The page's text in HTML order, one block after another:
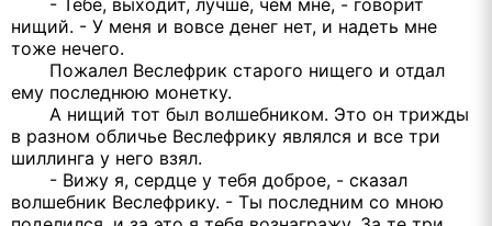
- Тебе, выходит, лучше, чем мне, - говорит
нищий. - У меня и вовсе денег нет, и надеть мне
тоже нечего.
Пожалел Веслефрик старого нищего и отдал
ему последнюю монетку.
А нищий тот был волшебником. Это он трижды
в разном обличье Веслефрику являлся и все три
шиллинга у него взял.
- Вижу я, сердце у тебя доброе, - сказал
волшебник Веслефрику. - Ты последним со мною